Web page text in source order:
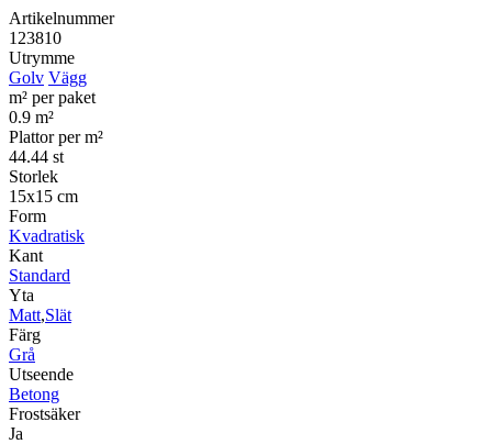
Artikelnummer
123810
Utrymme
Golv Vägg
m² per paket
0.9 m²
Plattor per m²
44.44 st
Storlek
15x15 cm
Form
Kvadratisk
Kant
Standard
Yta
Matt,Slät
Färg
Grå
Utseende
Betong
Frostsäker
Ja